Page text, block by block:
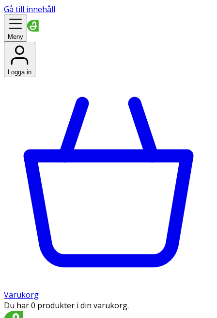
Gå till innehåll
Meny
Logga in
Varukorg
Du har 0 produkter i din varukorg.